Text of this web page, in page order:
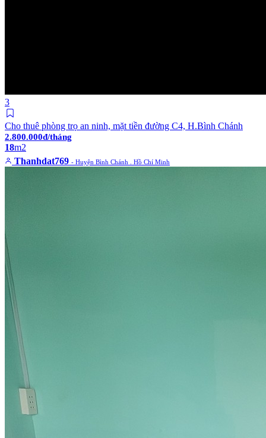
3
Cho thuê phòng trọ an ninh, mặt tiền đường C4, H.Bình Chánh
2.800.000đ/tháng
18m2
Thanhdat769 - Huyện Bình Chánh . Hồ Chí Minh